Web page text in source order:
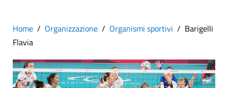
Home Organizzazione Organismi sportivi
Barigelli
Flavia